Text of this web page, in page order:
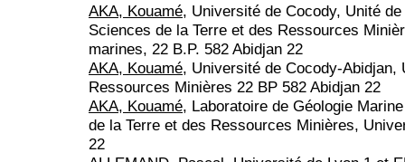
AKA, Kouamé, Université de Cocody, Unité
Sciences de la Terre et des Ressources
marines, 22 B.P. 582 Abidjan 22
AKA, Kouamé, Université de Cocody-Abidjan,
Ressources Minières 22 BP 582 Abidjan 22
AKA, Kouamé, Laboratoire de Géologie
de la Terre et des Ressources Minières,
22